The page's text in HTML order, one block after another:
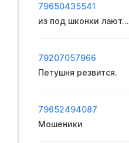
79650435541
из под шконки лают...
79207057966
Петушня резвится.
79652494087
Мошеники